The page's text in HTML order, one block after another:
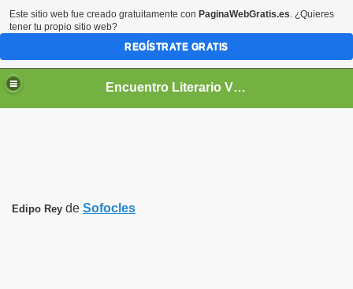
Encuentro Literario Virtual
Edipo Rey de Sofocles
Este sitio web fue creado gratuitamente con PaginaWebGratis.es. ¿Quieres
tener tu propio sitio web?
REGÍSTRATE GRATIS